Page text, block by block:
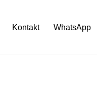
Kontakt WhatsApp